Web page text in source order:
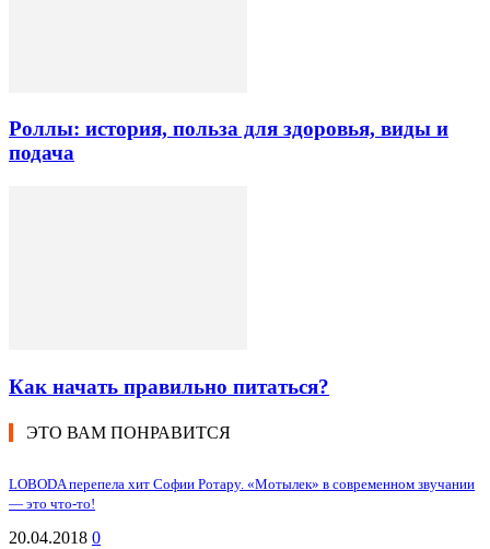
Роллы: история, польза для здоровья, виды и
подача
Как начать правильно питаться?
ЭТО ВАМ ПОНРАВИТСЯ
LOBODA перепела хит Софии Ротару. «Мотылек» в современном звучании
— это что-то!
20.04.2018 0